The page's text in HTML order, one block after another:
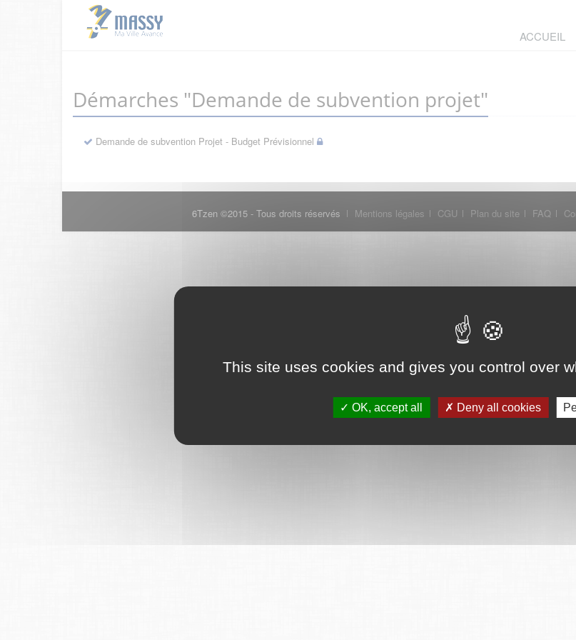
ACCUEIL
Démarches "Demande de subvention projet"
Demande de subvention Projet - Budget Prévisionnel
6Tzen ©2015 - Tous droits réservés Mentions légales CGU Plan du site FAQ
This site uses cookies and gives you control over
OK, accept all Deny all cookies